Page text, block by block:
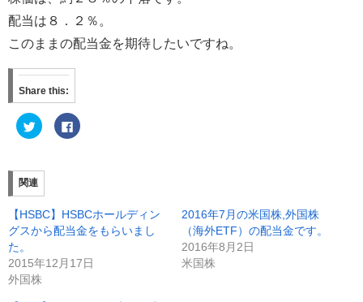
配当は８．２％。
このままの配当金を期待したいですね。
Share this:
ク
リ
て
T
w
i
t
t
e
r
共
有
(
新
し
F
a
共
有
す
る
は
ク
関連
【HSBC】HSBCホールディン
グスから配当金をもらいまし
た。
2015年12月17日
外国株
2016年7月の米国株,外国株
（海外ETF）の配当金です。
2016年8月2日
米国株